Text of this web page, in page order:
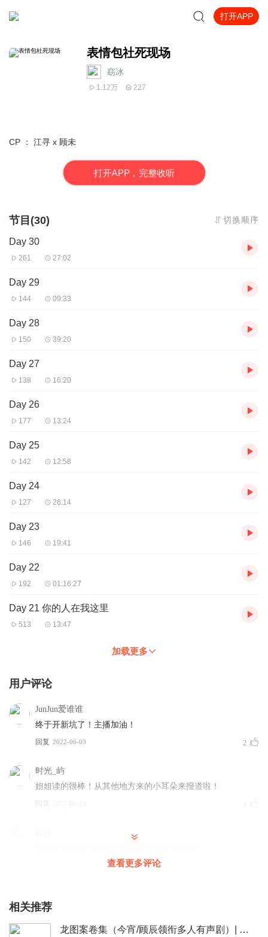
打开APP
表情包社死现场
窈冰
1.12万 227
CP ： 江寻 x 顾未
打开APP，完整收听
节目(30) 切换顺序
Day 30
261 27:02
Day 29
144 09:33
Day 28
150 39:20
Day 27
138 16:20
Day 26
177 13:24
Day 25
142 12:58
Day 24
127 26:14
Day 23
146 19:41
Day 22
192 01:16:27
Day 21 你的人在我这里
513 13:47
加载更多
用户评论
JunJun爱谁谁
终于开新坑了！主播加油！
回复 2022-06-03 2
时光_屿
姐姐读的很棒！从其他地方来的小耳朵来报道啦！
回复
查看更多评论
相关推荐
龙图案卷集（今宵/顾辰领衔多人有声剧）| 探案